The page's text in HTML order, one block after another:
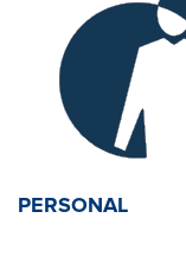
PERSONAL